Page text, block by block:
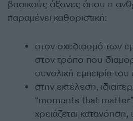
βασικούς άξονες όπου η
παραμένει καθοριστική:
στον σχεδιασμό των
στον τρόπο που
συνολική εμπειρία του
στην εκτέλεση,
“moments that
χρειάζεται κατανόηση,